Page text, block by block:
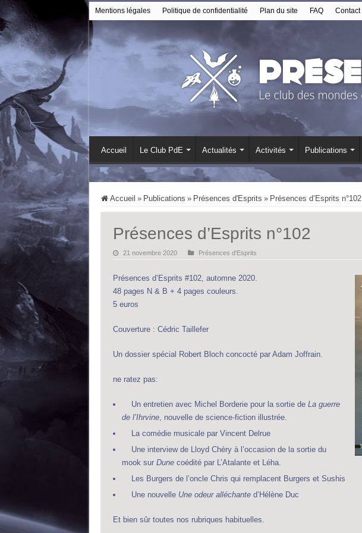
Mentions légales Politique de confidentialité Plan du site FAQ Contact
Accueil Le Club PdE Actualités Activités Publications
Accueil » Publications » Présences d'Esprits » Présences d’Esprits n°102
Présences d’Esprits n°102
21 novembre 2020 Présences d'Esprits
Présences d’Esprits #102, automne 2020.
48 pages N & B + 4 pages couleurs.
5 euros
Couverture : Cédric Taillefer
Un dossier spécial Robert Bloch concocté par Adam Joffrain.
ne ratez pas:
Un entretien avec Michel Borderie pour la sortie de La guerre
de l’Ihrvine, nouvelle de science-fiction illustrée.
La comédie musicale par Vincent Delrue
Une interview de Lloyd Chéry à l’occasion de la sortie du
mook sur Dune coédité par L’Atalante et Léha.
Les Burgers de l’oncle Chris qui remplacent Burgers et Sushis
Une nouvelle Une odeur alléchanted’Hélène Duc
Et bien sûr toutes nos rubriques habituelles.